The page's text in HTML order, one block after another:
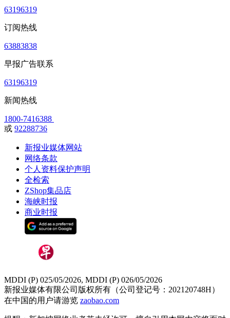
63196319
订阅热线
63883838
早报广告联系
63196319
新闻热线
1800-7416388
或 92288736
新报业媒体网站
网络条款
个人资料保护声明
全检索
ZShop集品店
海峡时报
商业时报
MDDI (P) 025/05/2026, MDDI (P) 026/05/2026
新报业媒体有限公司版权所有（公司登记号：202120748H）
在中国的用户请游览 zaobao.com